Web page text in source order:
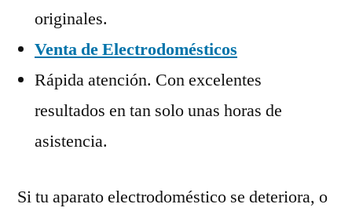
originales.
Venta de Electrodomésticos
Rápida atención. Con excelentes
resultados en tan solo unas horas de
asistencia.
Si tu aparato electrodoméstico se deteriora, o